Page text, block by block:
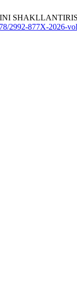
2992-877X-2026-